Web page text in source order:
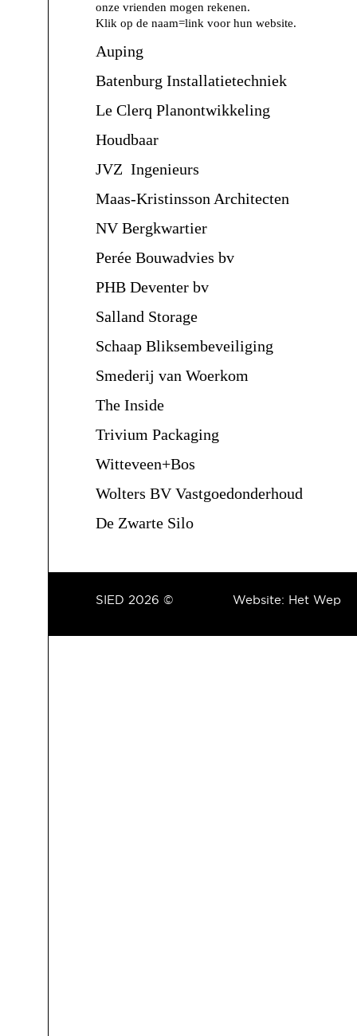
onze vrienden mogen rekenen.
Klik op de naam=link voor hun website.
Auping
Batenburg Installatietechniek
Le Clerq Planontwikkeling
Houdbaar
JVZ Ingenieurs
Maas-Kristinsson Architecten
NV Bergkwartier
Perée Bouwadvies bv
PHB Deventer bv
Salland Storage
Schaap Bliksembeveiliging
Smederij van Woerkom
The Inside
Trivium Packaging
Witteveen+Bos
Wolters BV Vastgoedonderhoud
De Zwarte Silo
Website: Het Wep
SIED 2026 ©